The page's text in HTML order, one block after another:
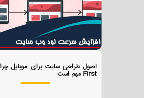
First مهم است